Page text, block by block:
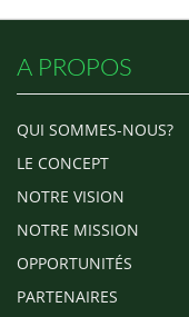
A PROPOS
QUI SOMMES-NOUS?
LE CONCEPT
NOTRE VISION
NOTRE MISSION
OPPORTUNITÉS
PARTENAIRES